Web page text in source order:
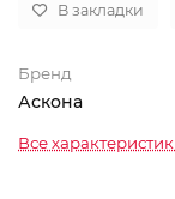
В закладки
Бренд
Аскона
Все